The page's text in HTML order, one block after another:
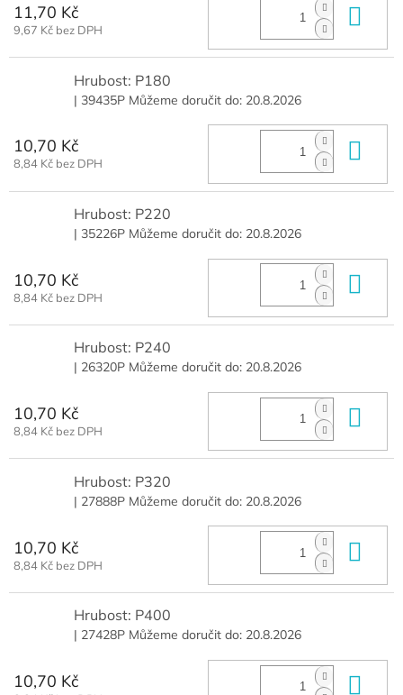
11,70 Kč
9,67 Kč bez DPH
Hrubost: P180
| 39435P Můžeme doručit do: 20.8.2026
10,70 Kč
8,84 Kč bez DPH
Hrubost: P220
| 35226P Můžeme doručit do: 20.8.2026
10,70 Kč
8,84 Kč bez DPH
Hrubost: P240
| 26320P Můžeme doručit do: 20.8.2026
10,70 Kč
8,84 Kč bez DPH
Hrubost: P320
| 27888P Můžeme doručit do: 20.8.2026
10,70 Kč
8,84 Kč bez DPH
Hrubost: P400
| 27428P Můžeme doručit do: 20.8.2026
10,70 Kč